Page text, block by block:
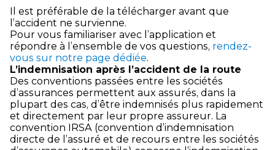
Il est préférable de la télécharger avant que
l’accident ne survienne.
Pour vous familiariser avec l’application et
répondre à l’ensemble de vos questions, rendez-
vous sur notre page dédiée.
L’indemnisation après l’accident de la route
Des conventions passées entre les sociétés
d’assurances permettent aux assurés, dans la
plupart des cas, d’être indemnisés plus rapidement
et directement par leur propre assureur. La
convention IRSA (convention d’indemnisation
directe de l’assuré et de recours entre les sociétés